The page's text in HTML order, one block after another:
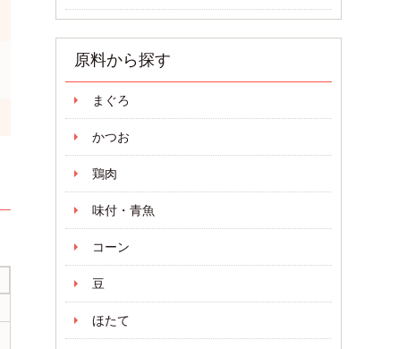
原料から探す
まぐろ
かつお
鶏肉
味付・青魚
コーン
豆
ほたて